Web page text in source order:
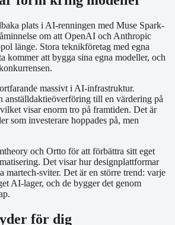
plats i AI-renningen med Muse Spark-
om att OpenAI och Anthropic
länge. Stora teknikföretag med egna
kommer att bygga sina egna modeller, och
massivt i AI-infrastruktur.
anställdaktieöverföring till en värdering på
visar enorm tro på framtiden. Det är
som investerare hoppades på, men
och Ortto för att förbättra sitt eget
Det visar hur designplattformar
martech-sviter. Det är en större trend: varje
AI-lager, och de bygger det genom
för dig